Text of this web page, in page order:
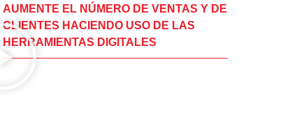
AUMENTE EL NÚMERO DE VENTAS Y DE
CLIENTES HACIENDO USO DE LAS
HERRAMIENTAS DIGITALES